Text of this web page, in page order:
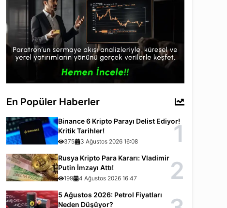
En Popüler Haberler
Binance 6 Kripto Parayı Delist Ediyor!
Kritik Tarihler!
375 3 Ağustos 2026 16:08 1
Rusya Kripto Para Kararı: Vladimir
Putin İmzayı Attı!
199 4 Ağustos 2026 16:47 2
5 Ağustos 2026: Petrol Fiyatları
Neden Düşüyor?